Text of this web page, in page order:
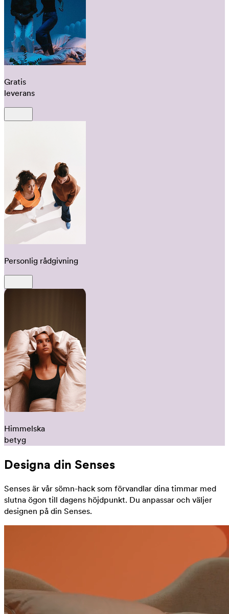
Gratis
leverans
Personlig rådgivning
Himmelska
betyg
Designa din Senses
Senses är vår sömn-hack som förvandlar dina timmar med
slutna ögon till dagens höjdpunkt. Du anpassar och väljer
designen på din Senses.